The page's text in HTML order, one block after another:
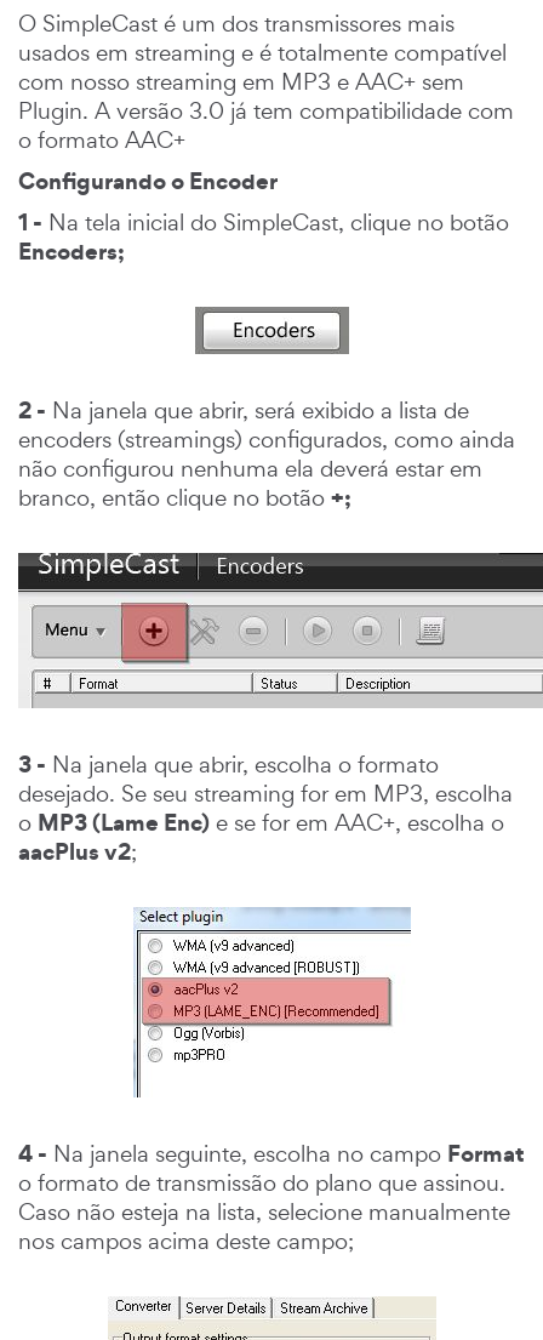
O SimpleCast é um dos transmissores mais
usados em streaming e é totalmente compatível
com nosso streaming em MP3 e AAC+ sem
Plugin. A versão 3.0 já tem compatibilidade com
o formato AAC+
Configurando o Encoder
1 - Na tela inicial do SimpleCast, clique no botão
Encoders;
2 - Na janela que abrir, será exibido a lista de
encoders (streamings) configurados, como ainda
não configurou nenhuma ela deverá estar em
branco, então clique no botão +;
3 - Na janela que abrir, escolha o formato
desejado. Se seu streaming for em MP3, escolha
o MP3 (Lame Enc) e se for em AAC+, escolha o
aacPlus v2;
4 - Na janela seguinte, escolha no campo Format
o formato de transmissão do plano que assinou.
Caso não esteja na lista, selecione manualmente
nos campos acima deste campo;